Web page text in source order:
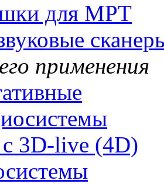
для МРТ
применения
3D-live (4D)